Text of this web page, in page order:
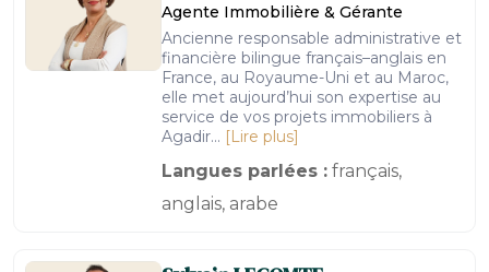
Agente Immobilière & Gérante
Ancienne responsable administrative et
financière bilingue français–anglais en
France, au Royaume-Uni et au Maroc,
elle met aujourd’hui son expertise au
service de vos projets immobiliers à
Agadir... [Lire plus]
Langues parlées : français,
anglais, arabe